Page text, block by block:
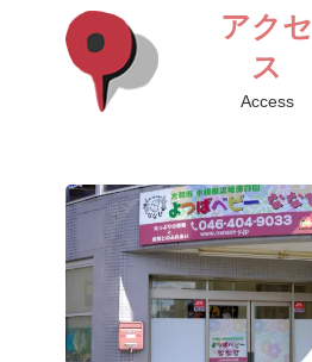
アクセ
ス
Access